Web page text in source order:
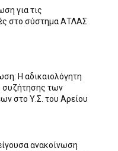
για τις
στο σύστημα ΑΤΛΑΣ
Η αδικαιολόγητη
συζήτησης των
στο Υ.Σ. του Αρείου
ανακοίνωση